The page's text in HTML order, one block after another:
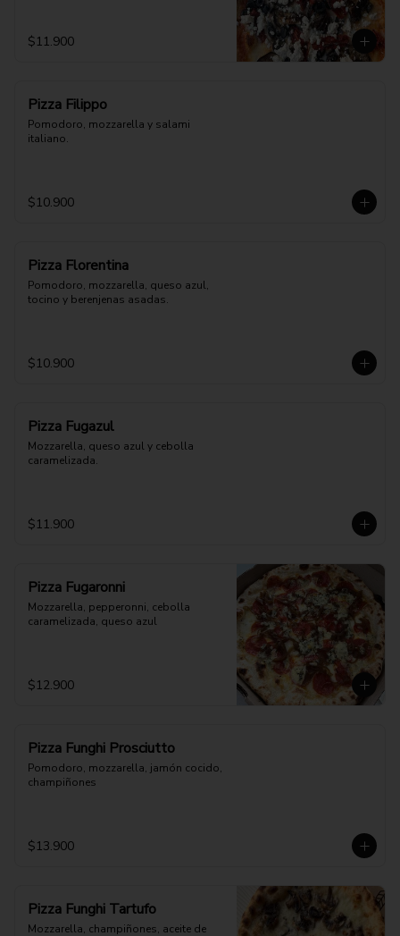
$11.900
Pizza Filippo
Pomodoro, mozzarella y salami
italiano.
$10.900
Pizza Florentina
Pomodoro, mozzarella, queso azul,
tocino y berenjenas asadas.
$10.900
Pizza Fugazul
Mozzarella, queso azul y cebolla
caramelizada.
$11.900
Pizza Fugaronni
Mozzarella, pepperonni, cebolla
caramelizada, queso azul
$12.900
Pizza Funghi Prosciutto
Pomodoro, mozzarella, jamón cocido,
champiñones
$13.900
Pizza Funghi Tartufo
Mozzarella, champiñones, aceite de